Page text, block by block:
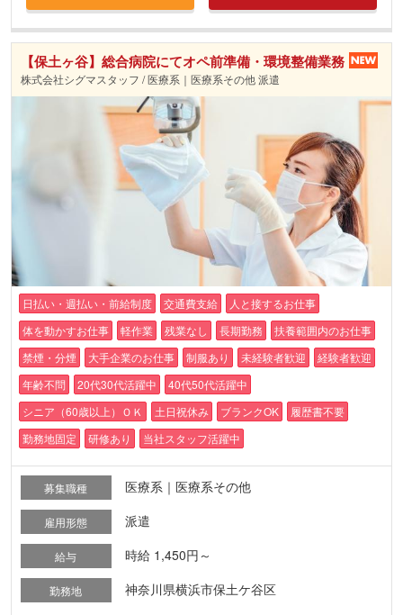
【保土ヶ谷】総合病院にてオペ前準備・環境整備業務
株式会社シグマスタッフ / 医療系｜医療系その他 派遣
日払い・週払い・前給制度 交通費支給
人と接するお仕事
体を動かすお仕事
軽作業 残業なし 長期勤務
扶養範囲内のお仕事
禁煙・分煙
大手企業のお仕事 制服あり 未経験者歓迎
経験者歓迎
年齢不問
20代30代活躍中
40代50代活躍中
シニア（60歳以上）ＯＫ
土日祝休み ブランクOK
履歴書不要
勤務地固定
研修あり 当社スタッフ活躍中
募集職種 医療系｜医療系その他
雇用形態 派遣
給与 時給 1,450円～
勤務地 神奈川県横浜市保土ケ谷区